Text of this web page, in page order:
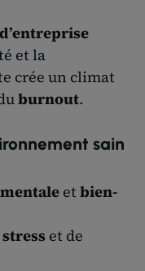
et la
crée un climat
burnout.
sain
et bien-
et de